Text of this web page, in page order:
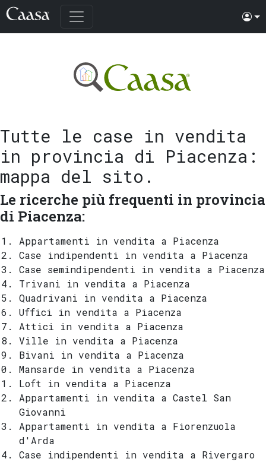
Tutte le case in vendita
in provincia di Piacenza :
mappa del sito.
Le ricerche più frequenti in provincia
di Piacenza:
Appartamenti in vendita a Piacenza
Case indipendenti in vendita a Piacenza
Case semindipendenti in vendita a Piacenza
Trivani in vendita a Piacenza
Quadrivani in vendita a Piacenza
Uffici in vendita a Piacenza
Attici in vendita a Piacenza
Ville in vendita a Piacenza
Bivani in vendita a Piacenza
Mansarde in vendita a Piacenza
Loft in vendita a Piacenza
Appartamenti in vendita a Castel San
Giovanni
Appartamenti in vendita a Fiorenzuola
d'Arda
Case indipendenti in vendita a Rivergaro